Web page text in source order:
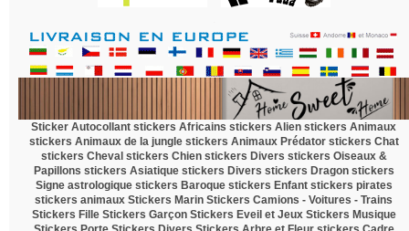
Sticker Autocollant stickers Africains stickers Alien stickers Animaux
stickers Animaux de la jungle stickers Animaux Prédator stickers Chat
stickers Cheval stickers Chien stickers Divers stickers Oiseaux &
Papillons stickers Asiatique stickers Divers stickers Dragon stickers
Signe astrologique stickers Baroque stickers Enfant stickers pirates
stickers animaux Stickers Marin Stickers Camions - Voitures - Trains
Stickers Fille Stickers Garçon Stickers Eveil et Jeux Stickers Musique